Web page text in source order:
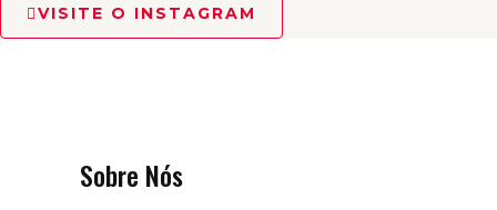
VISITE O INSTAGRAM
Sobre Nós